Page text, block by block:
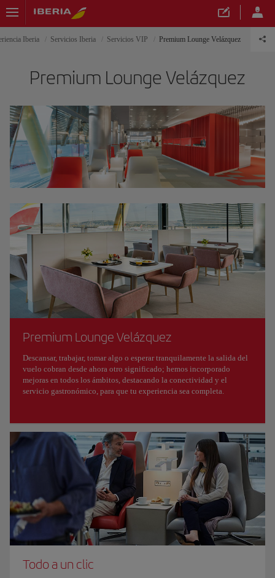
Iberia Servicios Iberia Servicios VIP Premium Lounge Velázquez
Premium Lounge Velázquez
Premium Lounge Velázquez
Descansar, trabajar, tomar algo o esperar tranquilamente la salida del
vuelo cobran desde ahora otro significado; hemos incorporado
mejoras en todos los ámbitos, destacando la conectividad y el
servicio gastronómico, para que tu experiencia sea completa.
Todo a un clic